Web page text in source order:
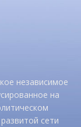
независимое
на
сети